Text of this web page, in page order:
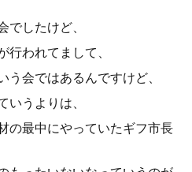
でしたけど、
行われてまして、
う会ではあるんですけど、
いうよりは、
の最中にやっていたギフ市長